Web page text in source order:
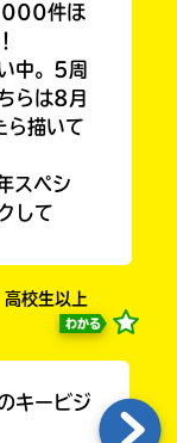
件ほ
中。5周
らは8月
ら描いて
スペシ
して
校生以上
わかる
キービジ